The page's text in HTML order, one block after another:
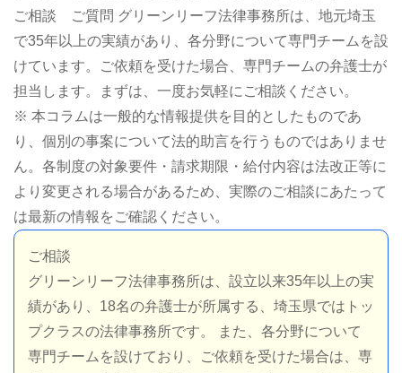
ご相談 ご質問 グリーンリーフ法律事務所は、地元埼玉
で35年以上の実績があり、各分野について専門チームを設
けています。ご依頼を受けた場合、専門チームの弁護士が
担当します。まずは、一度お気軽にご相談ください。
※ 本コラムは一般的な情報提供を目的としたものであ
り、個別の事案について法的助言を行うものではありませ
ん。各制度の対象要件・請求期限・給付内容は法改正等に
より変更される場合があるため、実際のご相談にあたって
は最新の情報をご確認ください。
ご相談
グリーンリーフ法律事務所は、設立以来35年以上の実
績があり、18名の弁護士が所属する、埼玉県ではトッ
プクラスの法律事務所です。 また、各分野について
専門チームを設けており、ご依頼を受けた場合は、専